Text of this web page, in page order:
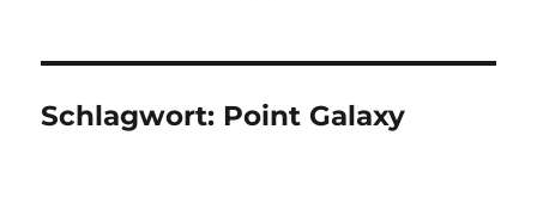
Schlagwort: Point Galaxy